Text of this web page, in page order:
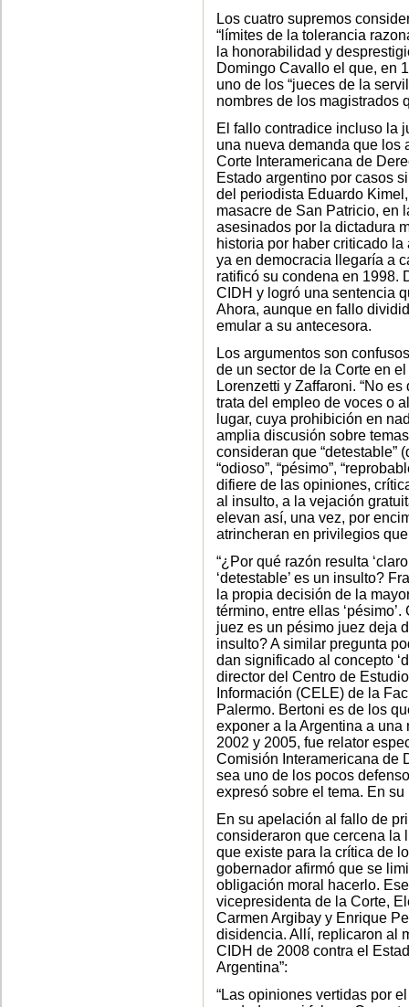
Los cuatro supremos
“límites de la tolerancia
la honorabilidad y
Domingo Cavallo el que, en
uno de los “jueces de la
nombres de los magistrados
El fallo contradice incluso la
una nueva demanda que los
Corte Interamericana de
Estado argentino por casos
del periodista Eduardo
masacre de San Patricio, en
asesinados por la dictadura
historia por haber criticado
ya en democracia llegaría a
ratificó su condena en 1998.
CIDH y logró una sentencia
Ahora, aunque en fallo
emular a su antecesora.
Los argumentos son
de un sector de la Corte en
Lorenzetti y Zaffaroni. “No
trata del empleo de voces o
lugar, cuya prohibición en
amplia discusión sobre
consideran que “detestable”
“odioso”, “pésimo”,
difiere de las opiniones,
al insulto, a la vejación
elevan así, una vez, por
atrincheran en privilegios
“¿Por qué razón resulta
‘detestable’ es un insulto?
la propia decisión de la
término, entre ellas
juez es un pésimo juez deja
insulto? A similar pregunta
dan significado al concepto
director del Centro de
Información (CELE) de la
Palermo. Bertoni es de los
exponer a la Argentina a
2002 y 2005, fue relator
Comisión Interamericana de
sea uno de los pocos
expresó sobre el tema. En su
En su apelación al fallo de
consideraron que cercena la
que existe para la crítica de
gobernador afirmó que se
obligación moral hacerlo.
vicepresidenta de la Corte,
Carmen Argibay y Enrique
disidencia. Allí, replicaron al
CIDH de 2008 contra el
Argentina”:
“Las opiniones vertidas por